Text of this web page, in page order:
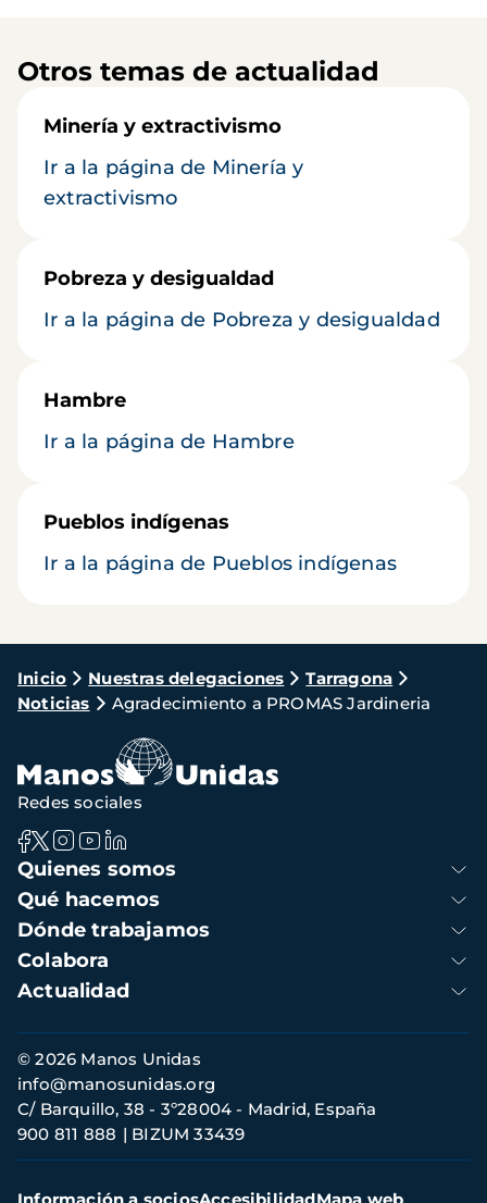
Otros temas de actualidad
Minería y extractivismo
Ir a la página de Minería y
extractivismo
Pobreza y desigualdad
Ir a la página de Pobreza y desigualdad
Hambre
Ir a la página de Hambre
Pueblos indígenas
Ir a la página de Pueblos indígenas
Ruta
de
navegación
Inicio Nuestras delegaciones
Tarragona
Noticias
Agradecimiento a PROMAS Jardineria
Navegación
principal
Quienes somos
Qué hacemos
Dónde trabajamos
Colabora
Actualidad
Redes sociales
Información
de
contacto
© 2026 Manos Unidas
C/ Barquillo, 38 - 3º28004 - Madrid, España
900 811 888
BIZUM 33439
info@manosunidas.org
Menú